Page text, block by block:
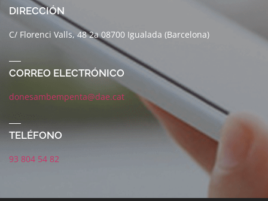
DIRECCIÓN
C/ Florenci Valls, 48 2a 08700 Igualada (Barcelona)
CORREO ELECTRÓNICO
donesambempenta@dae.cat
TELÉFONO
93 804 54 82